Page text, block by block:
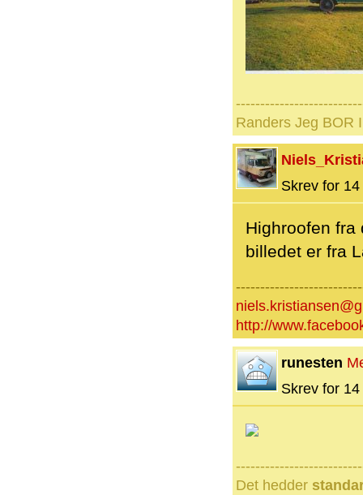
Randers Jeg BOR
Skrev for
Highroofen fra
billedet er fra
http://
runesten
Skrev for
Det hedder